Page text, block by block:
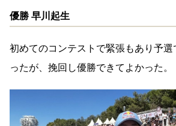
優勝 早川起⽣
初めてのコンテストで緊張もあり予
ったが、挽回し優勝できてよかった。